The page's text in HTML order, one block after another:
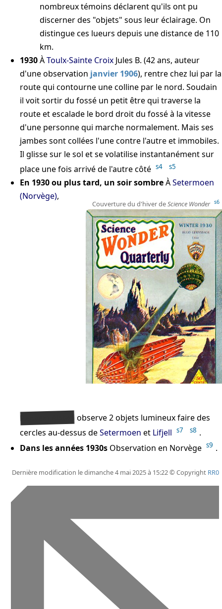
nombreux témoins déclarent qu'ils ont pu
discerner des "objets" sous leur éclairage. On
distingue ces lueurs depuis une distance de 110
km.
1930ÀToulx-Sainte Croix Jules B. (42 ans, auteur
d'une observation janvier 1906), rentre chez lui par la
route qui contourne une colline par le nord. Soudain
il voit sortir du fossé un petit être qui traverse la
route et escalade le bord droit du fossé à la vitesse
d'une personne qui marche normalement. Mais ses
jambes sont collées l'une contre l'autre et immobiles.
Il glisse sur le sol et se volatilise instantanément sur
place une fois arrivé de l'autre côté s4 s5
En 1930 ou plus tard, un soir sombre
Couverture du d'hiver deScience Wonder s6
ÀSetermoen
(Norvège),
Ranveig Alstadobserve 2 objets lumineux faire des
cercles au-dessus deSetermoen et Lifjell s7 s8 .
Dans les années 1930s Observation en Norvège s9 .
Dernière modification le dimanche 4 mai 2025 à 15:22 © Copyright RR0